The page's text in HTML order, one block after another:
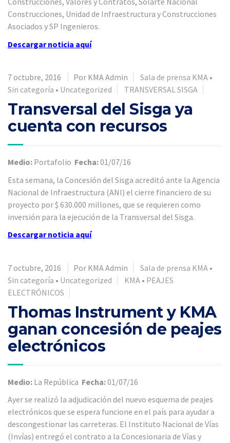
Construcciones, Unidad de Infraestructura y Construcciones
Asociados y SP Ingenieros.
Descargar noticia aquí
7 octubre, 2016 Por KMA Admin Sala de prensa KMA •
Sin categoría • Uncategorized TRANSVERSAL SISGA
Transversal del Sisga ya
cuenta con recursos
Medio: Portafolio Fecha:01/07/16
Esta semana, la Concesión del Sisga acreditó ante la Agencia
Nacional de Infraestructura (ANI) el cierre financiero de su
proyecto por $ 630.000 millones, que se requieren como
inversión para la ejecución de la Transversal del Sisga.
Descargar noticia aquí
7 octubre, 2016 Por KMA Admin Sala de prensa KMA •
Sin categoría • Uncategorized KMA • PEAJES
ELECTRÓNICOS
Thomas Instrument y KMA
ganan concesión de peajes
electrónicos
Medio: La República Fecha:01/07/16
Ayer se realizó la adjudicación del nuevo esquema de peajes
electrónicos que se espera funcione en el país para ayudar a
descongestionar las carreteras. El Instituto Nacional de Vías
(Invías) entregó el contrato a la Concesionaria de Vías y